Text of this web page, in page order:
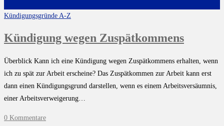
Kündigungsgründe A-Z
Kündigung wegen Zuspätkommens
Überblick Kann ich eine Kündigung wegen Zuspätkommens erhalten, wenn
ich zu spät zur Arbeit erscheine? Das Zuspätkommen zur Arbeit kann erst
dann einen Kündigungsgrund darstellen, wenn es einem Arbeitsversäumnis,
einer Arbeitsverweigerung…
0 Kommentare